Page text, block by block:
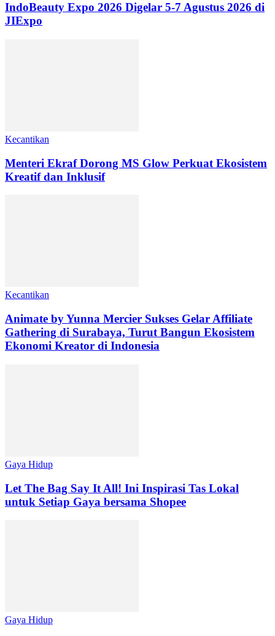
IndoBeauty Expo 2026 Digelar 5-7 Agustus 2026 di
JIExpo
Kecantikan
Menteri Ekraf Dorong MS Glow Perkuat Ekosistem
Kreatif dan Inklusif
Kecantikan
Animate by Yunna Mercier Sukses Gelar Affiliate
Gathering di Surabaya, Turut Bangun Ekosistem
Ekonomi Kreator di Indonesia
Gaya Hidup
Let The Bag Say It All! Ini Inspirasi Tas Lokal
untuk Setiap Gaya bersama Shopee
Gaya Hidup